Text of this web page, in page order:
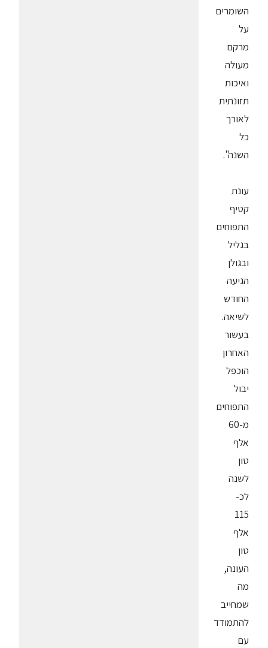
השומרים
על
מרקם
מעולה
ואיכות
תזונתית
לאורך
כל
השנה".
עונת
קטיף
התפוחים
בגליל
ובגולן
הגיעה
החודש
לשיאה.
בעשור
האחרון
הוכפל
יבול
התפוחים
מ-60
אלף
טון
לשנה
לכ-
115
אלף
טון
העונה,
מה
שמחייב
להתמודד
עם